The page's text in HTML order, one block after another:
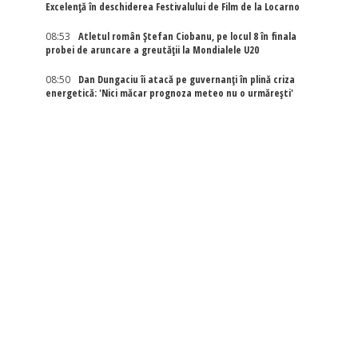
Excelenţă în deschiderea Festivalului de Film de la Locarno
08:53
Atletul român Ștefan Ciobanu, pe locul 8 în finala
probei de aruncare a greutății la Mondialele U20
08:50
Dan Dungaciu îi atacă pe guvernanți în plină criza
energetică: 'Nici măcar prognoza meteo nu o urmărești'